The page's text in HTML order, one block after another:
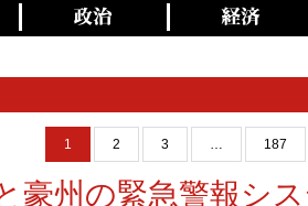
1 2 3 … 187
豪州の緊急警報シ